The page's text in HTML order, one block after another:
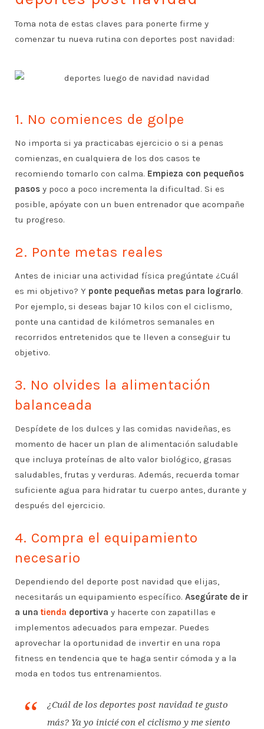
Toma nota de estas claves para ponerte firme y
comenzar tu nueva rutina con deportes post navidad:
1. No comiences de golpe
No importa si ya practicabas ejercicio o si a penas
comienzas, en cualquiera de los dos casos te
recomiendo tomarlo con calma. Empieza con pequeños
pasos y poco a poco incrementa la dificultad. Si es
posible, apóyate con un buen entrenador que acompañe
tu progreso.
2. Ponte metas reales
Antes de iniciar una actividad física pregúntate ¿Cuál
es mi objetivo? Y ponte pequeñas metas para lograrlo.
Por ejemplo, si deseas bajar 10 kilos con el ciclismo,
ponte una cantidad de kilómetros semanales en
recorridos entretenidos que te lleven a conseguir tu
objetivo.
3. No olvides la alimentación
balanceada
Despídete de los dulces y las comidas navideñas, es
momento de hacer un plan de alimentación saludable
que incluya proteínas de alto valor biológico, grasas
saludables, frutas y verduras. Además, recuerda tomar
suficiente agua para hidratar tu cuerpo antes, durante y
después del ejercicio.
4. Compra el equipamiento
necesario
Dependiendo del deporte post navidad que elijas,
necesitarás un equipamiento específico. Asegúrate de ir
a una tienda deportiva y hacerte con zapatillas e
implementos adecuados para empezar. Puedes
aprovechar la oportunidad de invertir en una ropa
fitness en tendencia que te haga sentir cómoda y a la
moda en todos tus entrenamientos.
¿Cuál de los deportes post navidad te gusto
más? Ya yo inicié con el ciclismo y me siento